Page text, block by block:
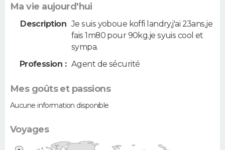
Ma vie aujourd'hui
Description Je suis yoboue koffi landry,j'ai 23ans,je
fais 1m80 pour 90kg.je syuis cool et
sympa.
Profession : Agent de sécurité
Mes goûts et passions
Aucune information disponible
Voyages